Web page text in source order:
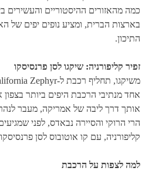
כמה מהאזורים ההיסטוריים והעשירים
בארצות הברית, ומציע נופים יפים של
התיכון.
זפיר קליפורניה: שיקגו לסן פרנסיסקו
אחד מנתיבי הרכבת היפים ביותר
אותך דרך ליבה של אמריקה, מעבר לנהר
הרי הרוקי והסיירה נבאדס, לפני
קליפורניה, עם קו אוטובוס לסן
למה לצפות על הרכבת